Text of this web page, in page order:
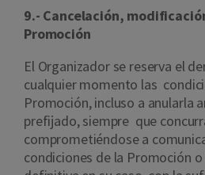
9.- Cancelación,
Promoción
El Organizador se reserva el
cualquier momento las
Promoción, incluso a anularla
prefijado, siempre que
comprometiéndose a
condiciones de la Promoción o